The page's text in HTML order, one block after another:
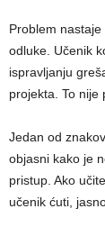
Problem
odluke. Učenik
ispravljanju
projekta. To nije
Jedan od
objasni kako je
pristup. Ako
učenik ćuti,